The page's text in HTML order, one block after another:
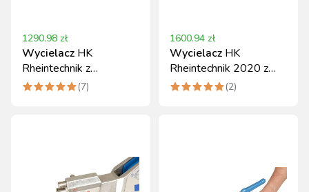
1290.98 zł
Wycielacz HK
Rheintechnik z
mechanizmem 2020
(7)
1600.94 zł
Wycielacz HK
Rheintechnik 2020 z
głowicą 57 cm,
(2)